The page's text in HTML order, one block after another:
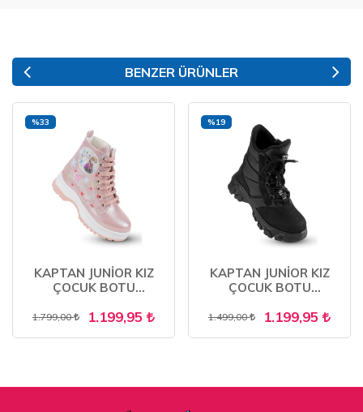
BENZER ÜRÜNLER
KAPTAN JUNİOR KIZ
ÇOCUK BOTU
1.799,00 1.199,95
%33
KAPTAN JUNİOR KIZ
ÇOCUK BOTU
FENK 201
1.499,00 1.199,95
%19